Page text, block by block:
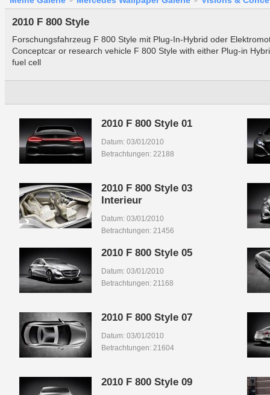
2010 F 800 Style
Forschungsfahrzeug F 800 Style mit Plug-In-Hybrid oder
Conceptcar or research vehicle F 800 Style with either Plug-in
fuel cell
2010 F 800 Style 01
Datum: 03/01/2010
Betrachtungen: 22188
2010 F 800 Style 03
Interieur
Datum: 03/01/2010
Betrachtungen: 21456
2010 F 800 Style 05
Datum: 03/01/2010
Betrachtungen: 21168
2010 F 800 Style 07
Datum: 03/01/2010
Betrachtungen: 21604
2010 F 800 Style 09